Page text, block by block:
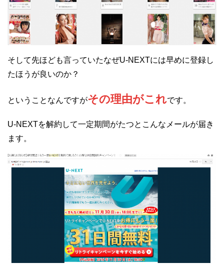
そして先ほども言っていたなぜU-NEXTには早めに登録し
たほうが良いのか？
ということなんですがその理由がこれです。
U-NEXTを解約して一定期間がたつとこんなメールが届き
ます。